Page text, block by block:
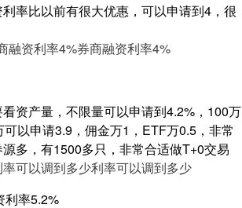
率比以前有很大优惠，可以申请到4，很
融资利率4%券商融资利率4%
资产量，不限量可以申请到4.2%，100万
以申请3.9，佣金万1，ETF万0.5，非常
多，有1500多只，非常合适做T+0交易
率可以调到多少利率可以调到多少
利率5.2%